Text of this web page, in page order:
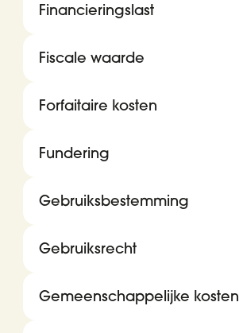
Financieringslast
Fiscale waarde
Forfaitaire kosten
Fundering
Gebruiksbestemming
Gebruiksrecht
Gemeenschappelijke kosten